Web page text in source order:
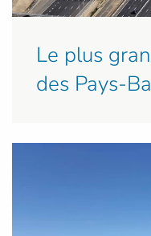
Le plus
des Pays-